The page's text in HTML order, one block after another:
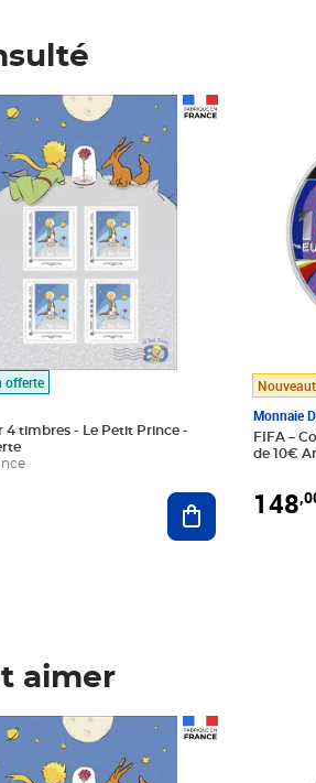
offerte
4 timbres - Le Petit Prince -
Ajouter au
Monnaie
FIFA –
de 10€
148
aimer